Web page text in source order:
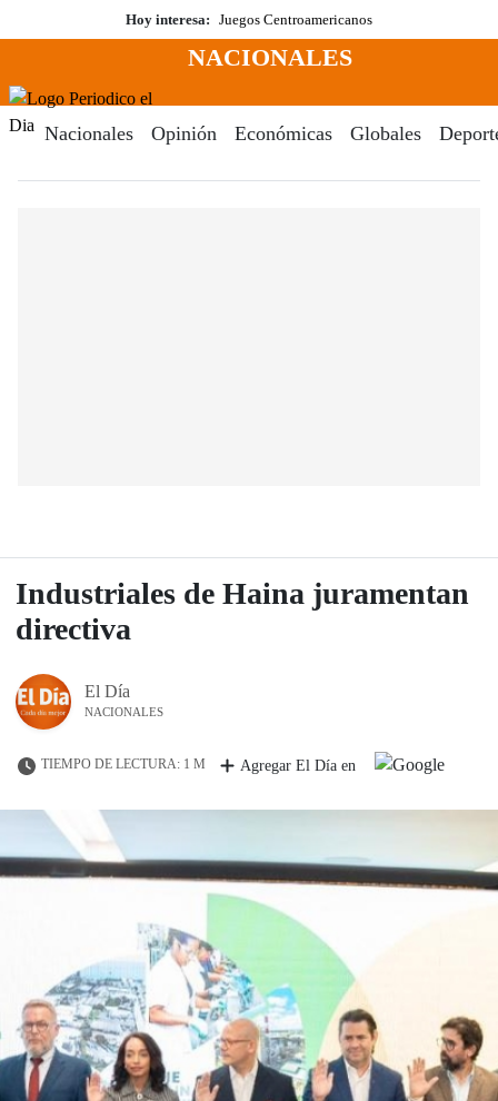
al
Hoy interesa: Juegos Centroamericanos
Menú
NACIONALES
Nacionales Opinión Económicas Globales
Industriales de Haina juramentan
directiva
El Día
NACIONALES
TIEMPO DE LECTURA: 1 M Agregar El Día en